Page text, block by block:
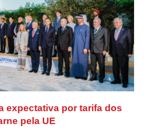
expectativa por tarifa dos
pela UE